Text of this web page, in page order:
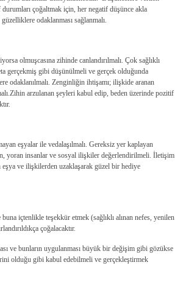
çoğaltmak için, her negatif düşünce akla
odaklanması sağlanmalı.
olmuşcasına zihinde canlandırılmalı. Çok sağlıklı
gerçekmiş gibi düşünülmeli ve gerçek olduğunda
odaklanılmalı. Zenginliğin ihtişamı; ilişkide aranan
arzulanan şeyleri kabul edip, beden üzerinde pozitif
eşyalar ile vedalaşılmalı. Gereksiz yer kaplayan
yoran insanlar ve sosyal ilişkiler değerlendirilmeli. İletişim
eşya ve ilişkilerden uzaklaşarak güzel bir hediye
içtenlikle teşekkür etmek (sağlıklı alınan nefes, yenilen
çoğalacaktır.
ve bunların uygulanması büyük bir değişim gibi gözükse
olduğu gibi kabul edebilmeli ve gerçekleştirmek